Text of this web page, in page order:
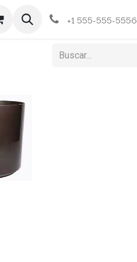
Blog +1 555-555-5556